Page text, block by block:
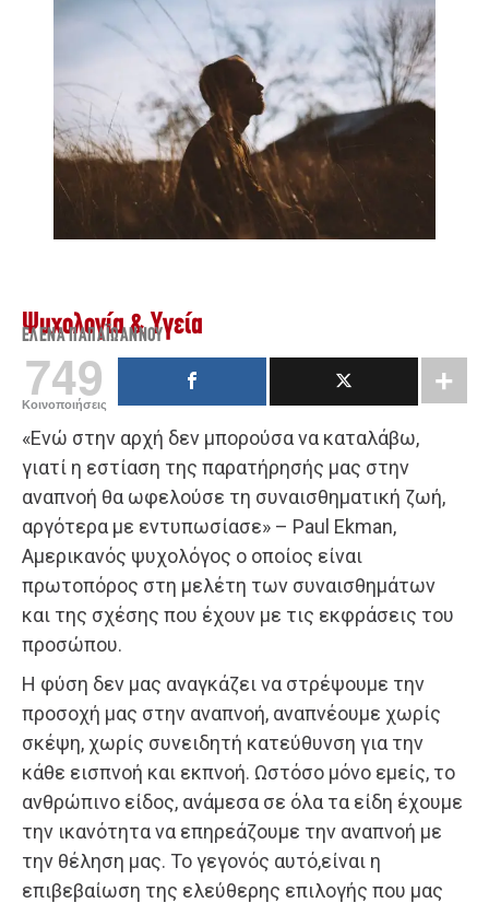
Ψυχολογία & Υγεία
ΈΛΕΝΑ ΠΑΠΑΪ́ΩΆΝΝΟΥ
749
Κοινοποιήσεις
«Ενώ στην αρχή δεν μπορούσα να καταλάβω,
γιατί η εστίαση της παρατήρησής μας στην
αναπνοή θα ωφελούσε τη συναισθηματική ζωή,
αργότερα με εντυπωσίασε» – Paul Ekman,
Αμερικανός ψυχολόγος ο οποίος είναι
πρωτοπόρος στη μελέτη των συναισθημάτων
και της σχέσης που έχουν με τις εκφράσεις του
προσώπου.
Η φύση δεν μας αναγκάζει να στρέψουμε την
προσοχή μας στην αναπνοή, αναπνέουμε χωρίς
σκέψη, χωρίς συνειδητή κατεύθυνση για την
κάθε εισπνοή και εκπνοή. Ωστόσο μόνο εμείς, το
ανθρώπινο είδος, ανάμεσα σε όλα τα είδη έχουμε
την ικανότητα να επηρεάζουμε την αναπνοή με
την θέληση μας. Το γεγονός αυτό,είναι η
επιβεβαίωση της ελεύθερης επιλογής που μας